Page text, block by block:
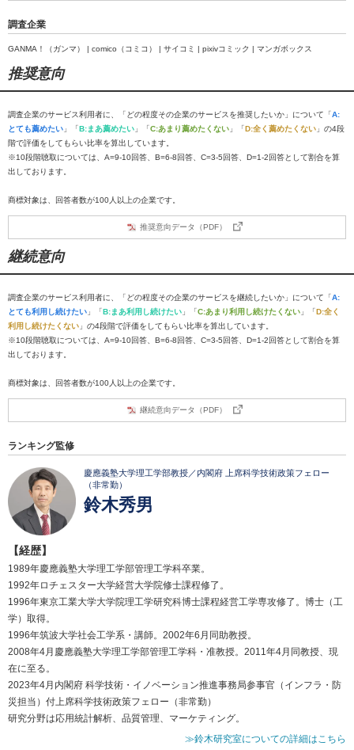
調査企業
GANMA！（ガンマ） | comico（コミコ） | サイコミ | pixivコミック | マンガボックス
推奨意向
調査企業のサービス利用者に、「どの程度その企業のサービスを推奨したいか」について「A:
とても薦めたい 」「B:まあ薦めたい 」「C:あまり薦めたくない 」「D:全く薦めたくない 」の4段
階で評価をしてもらい比率を算出しています。
※10段階聴取については、A=9-10回答、B=6-8回答、C=3-5回答、D=1-2回答として割合を算
出しております。
商標対象は、回答者数が100人以上の企業です。
推奨意向データ（PDF）
継続意向
調査企業のサービス利用者に、「どの程度その企業のサービスを継続したいか」について「A:
とても利用し続けたい 」「B:まあ利用し続けたい 」「C:あまり利用し続けたくない 」「D:全く
利用し続けたくない 」の4段階で評価をしてもらい比率を算出しています。
※10段階聴取については、A=9-10回答、B=6-8回答、C=3-5回答、D=1-2回答として割合を算
出しております。
商標対象は、回答者数が100人以上の企業です。
継続意向データ（PDF）
ランキング監修
慶應義塾大学理工学部教授／内閣府 上席科学技術政策フェロー
（非常勤）
鈴木秀男
【経歴】
1989年慶應義塾大学理工学部管理工学科卒業。
1992年ロチェスター大学経営大学院修士課程修了。
1996年東京工業大学大学院理工学研究科博士課程経営工学専攻修了。博士（工
学）取得。
1996年筑波大学社会工学系・講師。2002年6月同助教授。
2008年4月慶應義塾大学理工学部管理工学科・准教授。2011年4月同教授、現
在に至る。
2023年4月内閣府 科学技術・イノベーション推進事務局参事官（インフラ・防
災担当）付上席科学技術政策フェロー（非常勤）
研究分野は応用統計解析、品質管理、マーケティング。
≫鈴木研究室についての詳細はこちら